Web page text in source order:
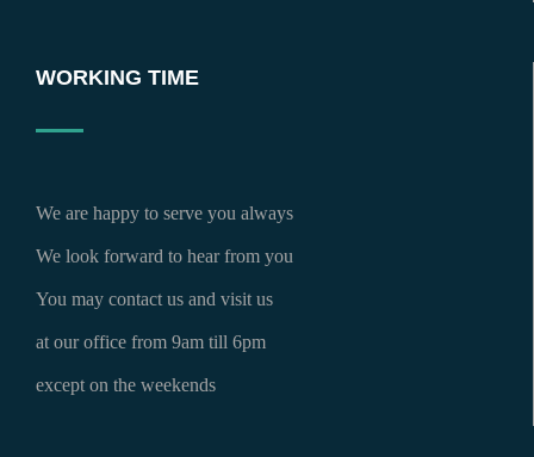
WORKING TIME
We are happy to serve you always
We look forward to hear from you
You may contact us and visit us
at our office from 9am till 6pm
except on the weekends